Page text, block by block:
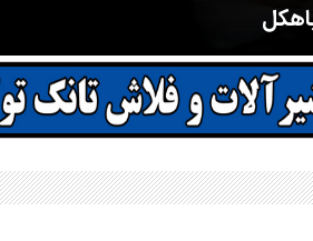
۱۳۲۷ شروع به تدریس در مدارس سیاهکل کرد و در ۳۱ سال خدمت خود، علاوه بر تدریس در کلاس اول، معلم نهضت